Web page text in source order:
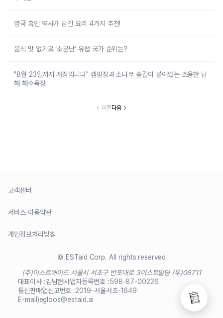
영국 흑인 역사가 담긴 요리 4가지 추천!
음식 맛 없기로 ‘소문난’ 유럽 국가 순위는?
"8월 23일까지 개장입니다" 캠핑장과 소나무 숲길이 붙어있는 조용한 남
해 해수욕장
이전다음
고객센터
서비스 이용약관
개인정보처리방침
© ESTaid Corp. All rights reserved
(주)이스트에이드 서울시 서초구 반포대로 3이스트빌딩 (우)06711
대표이사 :김남현사업자등록번호 :598-87-00226
통신판매업신고번호 :2019-서울서초-1649
E-mail)egloos@estaid.ai